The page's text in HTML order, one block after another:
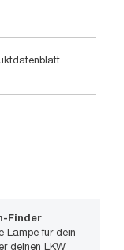
Finder
Lampe für dein
deinen LKW